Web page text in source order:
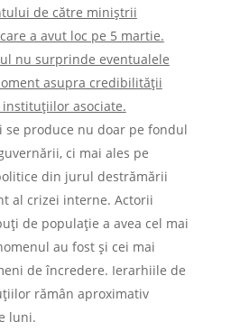
de către miniștrii
a avut loc pe 5 martie.
nu surprinde eventualele
asupra credibilității
asociate.
se produce nu doar pe fondul
ci mai ales pe
din jurul destrămării
al crizei interne. Actorii
de populație a avea cel mai
au fost și cei mai
de încredere. Ierarhiile de
rămân aproximativ
luni.